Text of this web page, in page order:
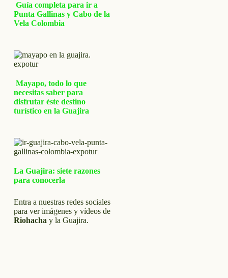
Guía completa para ir a
Punta Gallinas y Cabo de la
Vela Colombia
Mayapo, todo lo que
necesitas saber para
disfrutar éste destino
turístico en la Guajira
La Guajira: siete razones
para conocerla
Entra a nuestras redes sociales
para ver imágenes y vídeos de
Riohachay la Guajira.